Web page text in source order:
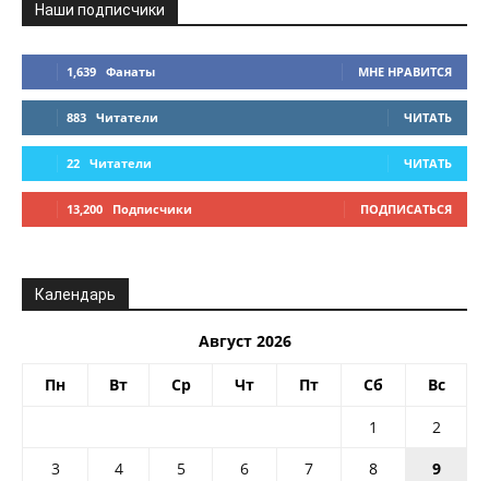
Наши подписчики
1,639 Фанаты МНЕ НРАВИТСЯ
883 Читатели ЧИТАТЬ
22 Читатели ЧИТАТЬ
13,200 Подписчики ПОДПИСАТЬСЯ
Календарь
Август 2026
Пн Вт Ср Чт Пт Сб Вс
1
2
3
4 5 6 7 8
9